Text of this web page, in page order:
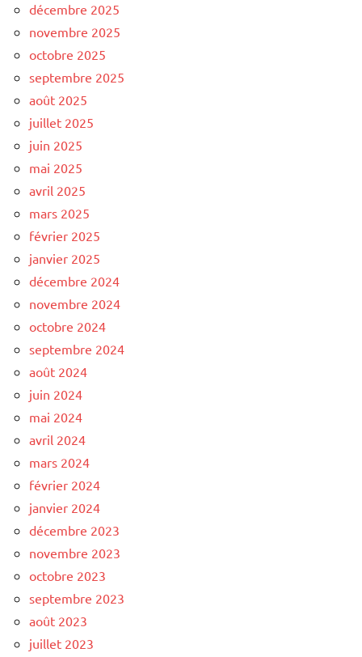
décembre 2025
novembre 2025
octobre 2025
septembre 2025
août 2025
juillet 2025
juin 2025
mai 2025
avril 2025
mars 2025
février 2025
janvier 2025
décembre 2024
novembre 2024
octobre 2024
septembre 2024
août 2024
juin 2024
mai 2024
avril 2024
mars 2024
février 2024
janvier 2024
décembre 2023
novembre 2023
octobre 2023
septembre 2023
août 2023
juillet 2023